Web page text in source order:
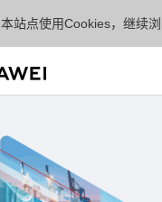
本站点使用Cookies，继续